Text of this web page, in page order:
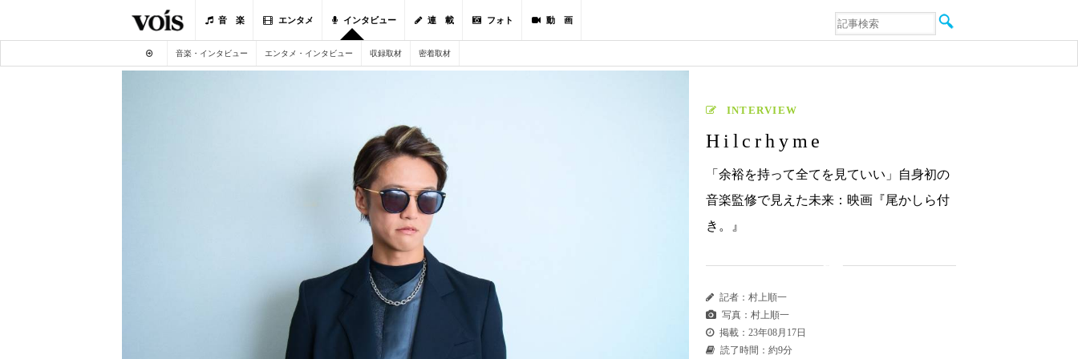
音 楽 エンタメ インタビュー 連 載 フォト 動 画
音楽
エンタメ
音楽・インタビュー エンタメ・インタビュー 収録取材 密着取材
INTERVIEW
Hilcrhyme
「余裕を持って全てを見ていい」自身初の
音楽監修で見えた未来：映画『尾かしら付
き。』
記者：村上順一
写真：村上順一
掲載：23年08月17日
読了時間：約9分